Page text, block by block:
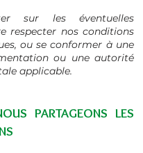
sur les éventuelles
respecter nos conditions
ou se conformer à une
ou une autorité
applicable.
PARTAGEONS LES